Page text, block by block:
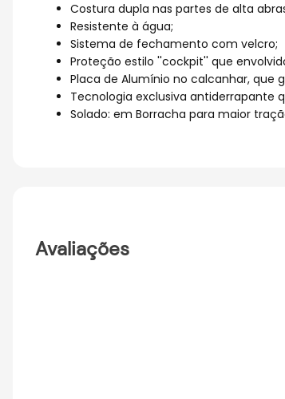
Costura dupla nas partes de alta
Resistente à água;
Sistema de fechamento com velcro;
Proteção estilo ''cockpit'' que
Placa de Alumínio no calcanhar, que
Tecnologia exclusiva antiderrapante
Solado: em Borracha para maior
Avaliações